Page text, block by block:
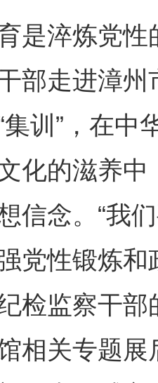
淬炼党性
部走进漳
训”，在中
化的滋养
信念。“我
党性锻炼
检监察干
相关专题